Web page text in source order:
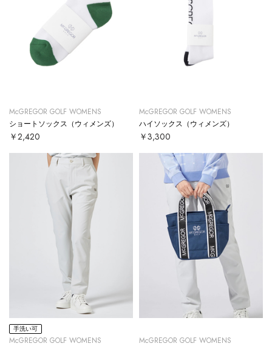
McGREGOR GOLF WOMENS
ショートソックス（ウィメンズ）
￥2,420
McGREGOR GOLF WOMENS
ハイソックス（ウィメンズ）
￥3,300
手洗い可
McGREGOR GOLF WOMENS McGREGOR GOLF WOMENS